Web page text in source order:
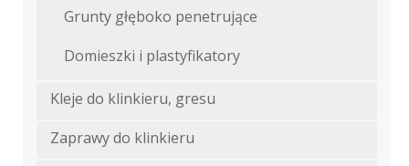
Grunty głęboko penetrujące
Domieszki i plastyfikatory
Kleje do klinkieru, gresu
Zaprawy do klinkieru